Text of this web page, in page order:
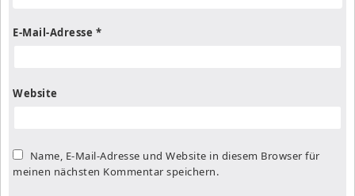
E-Mail-Adresse *
Website
Name, E-Mail-Adresse und Website in diesem Browser für
meinen nächsten Kommentar speichern.